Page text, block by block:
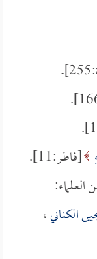
[فاطر:11].
العلماء:
الكناني،